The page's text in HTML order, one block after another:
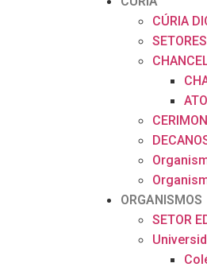
CÚRIA
ORGANISMOS
SETOR